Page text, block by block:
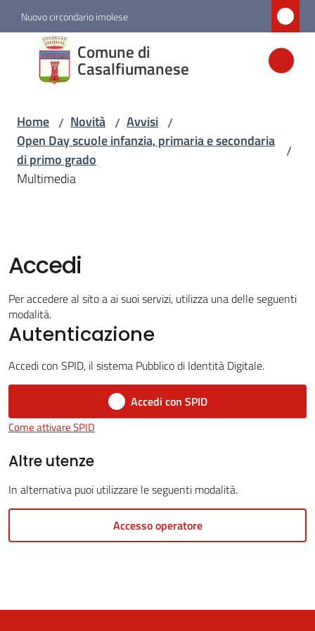
Vai al contenuto
Vai alla navigazione
Vai al footer
Nuovo circondario imolese
Comune di
Casalfiumanese
Comune di
Casalfiumanese
Amministrazione
Novità
Menu selezionato
Vivere
Casalfiumanese
5x1000
Servizi
line
Tutti
argomenti
Home / Novità / Avvisi /
Open Day scuole infanzia, primaria e secondaria
di primo grado
/
Multimedia
Accedi
Per accedere al sito a ai suoi servizi, utilizza una delle seguenti
modalità.
Autenticazione
Accedi con SPID, il sistema Pubblico di Identità Digitale.
Accedi con SPID
Come attivare SPID
Altre utenze
In alternativa puoi utilizzare le seguenti modalità.
Accesso operatore